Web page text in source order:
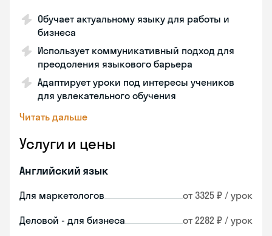
Обучает актуальному языку для работы и
бизнеса
Использует коммуникативный подход для
преодоления языкового барьера
Адаптирует уроки под интересы учеников
для увлекательного обучения
Читать дальше
Услуги и цены
Английский язык
Для маркетологов от 3325 ₽ / урок
Деловой - для бизнеса от 2282 ₽ / урок